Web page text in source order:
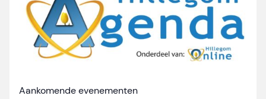
Aankomende evenementen